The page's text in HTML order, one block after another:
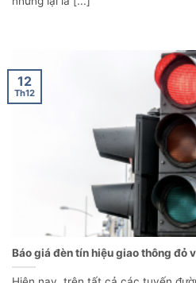
Báo giá đèn tín hiệu giao thông đỏ
12
Th12